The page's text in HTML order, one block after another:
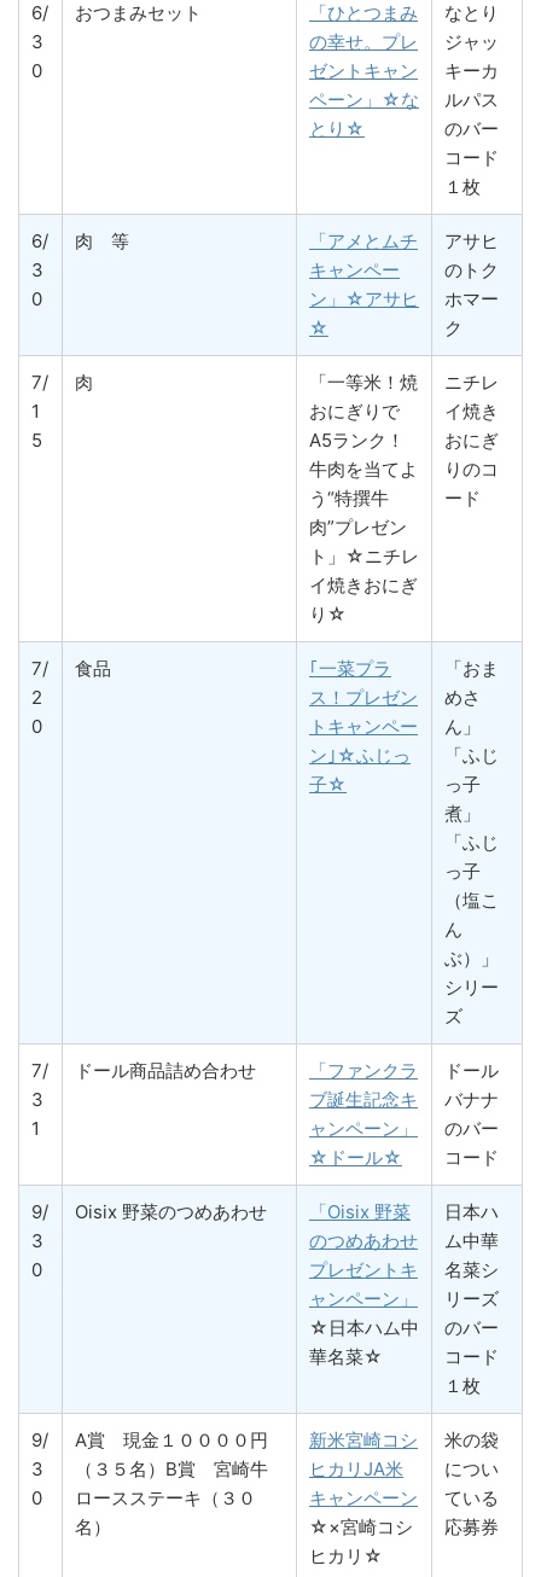
6/
3
0
おつまみセット
「ひとつまみ
の幸せ。プレ
ゼントキャン
ペーン」☆な
とり☆
なとり
ジャッ
キーカ
ルパス
のバー
コード
１枚
6/
3
0
肉 等
「アメとムチ
キャンペー
ン」☆アサヒ
☆
アサヒ
のトク
ホマー
ク
7/
1
5
肉
「一等米！焼
おにぎりで
A5ランク！
牛肉を当てよ
う“特撰牛
肉”プレゼン
ト」☆ニチレ
イ焼きおにぎ
り☆
ニチレ
イ焼き
おにぎ
りのコ
ード
7/
2
0
食品
｢一菜プラ
ス！プレゼン
トキャンペー
ン｣☆ふじっ
子☆
「おま
めさ
ん」
「ふじ
っ子
煮」
「ふじ
っ子
（塩こ
ん
ぶ）」
シリー
ズ
7/
3
1
ドール商品詰め合わせ
「ファンクラ
ブ誕生記念キ
ャンペーン」
☆ドール☆
ドール
バナナ
のバー
コード
9/
3
0
Oisix 野菜のつめあわせ
「Oisix 野菜
のつめあわせ
プレゼントキ
ャンペーン」
☆日本ハム中
華名菜☆
日本ハ
ム中華
名菜シ
リーズ
のバー
コード
１枚
9/
3
0
A賞 現金１００００円
（３５名）B賞 宮崎牛
ロースステーキ（３０
名）
新米宮崎コシ
ヒカリJA米
キャンペーン
☆×宮崎コシ
ヒカリ☆
米の袋
につい
ている
応募券